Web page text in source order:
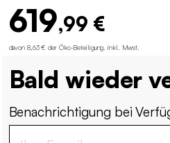
619,99 €
davon 8,63 € der Öko-Beteiligung inkl. Mwst.
Bald wieder
Benachrichtigung bei